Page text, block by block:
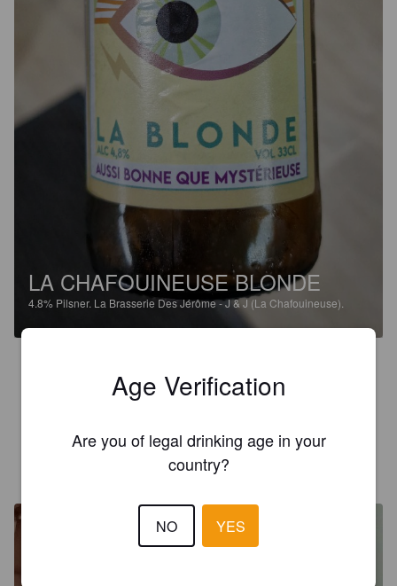
LA CHAFOUINEUSE BLONDE
4.8% Pilsner. La Brasserie Des Jérôme - J & J (La Chafouineuse).
Dommage elle fermente encore un moment après l'ouverture
Age Verification
Are you of legal drinking age in your
country?
NO YES